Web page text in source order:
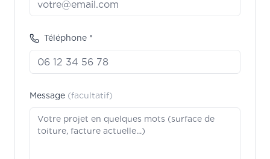
Téléphone *
Message (facultatif)